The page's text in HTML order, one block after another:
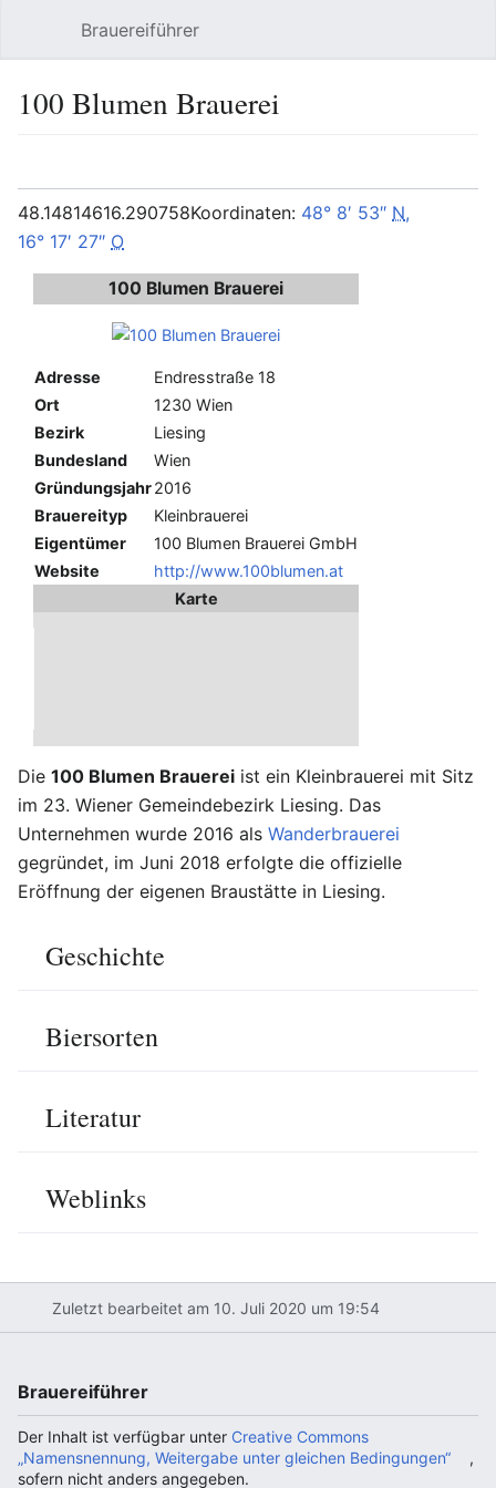
Brauereiführer
100 Blumen Brauerei
48.14814616.290758Koordinaten: 48° 8′ 53″ N,
16° 17′ 27″ O
100 Blumen Brauerei
Adresse
Endresstraße 18
Ort
1230 Wien
Bezirk
Liesing
Bundesland
Wien
Gründungsjahr2016
Brauereityp
Kleinbrauerei
Eigentümer
100 Blumen Brauerei GmbH
Website
http://www.100blumen.at
Karte
Die 100 Blumen Brauerei ist ein Kleinbrauerei mit Sitz
im 23. Wiener Gemeindebezirk Liesing. Das
Unternehmen wurde 2016 als Wanderbrauerei
gegründet, im Juni 2018 erfolgte die offizielle
Eröffnung der eigenen Braustätte in Liesing.
Geschichte
Biersorten
Literatur
Weblinks
Zuletzt bearbeitet am 10. Juli 2020 um 19:54
Brauereiführer
Der Inhalt ist verfügbar unter Creative Commons
„Namensnennung, Weitergabe unter gleichen Bedingungen“
,
sofern nicht anders angegeben.